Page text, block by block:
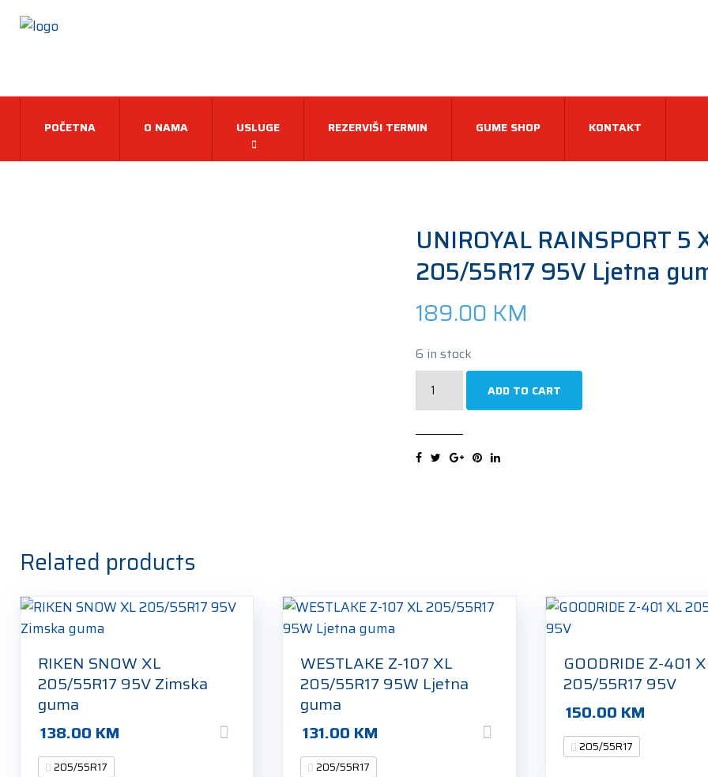
POČETNA O NAMA USLUGE REZERVIŠI TERMIN GUME SHOP KONTAKT
UNIROYAL RAINSPORT 5
205/55R17 95V Ljetna
189.00 KM
6 in stock
205/55R17
ADD TO CART
Related products
RIKEN SNOW XL
205/55R17 95V Zimska
guma
138.00 KM
205/55R17
WESTLAKE Z-107 XL
205/55R17 95W Ljetna
guma
131.00 KM
205/55R17
GOODRIDE Z-401
205/55R17 95V
150.00 KM
205/55R17